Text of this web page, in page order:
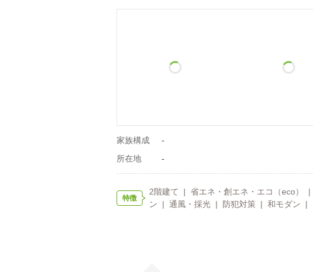
家族構成
-
所在地
-
特徴
2階建て | 省エネ・創エネ・エコ（eco）
ン | 通風・採光 | 防犯対策 | 和モダン |